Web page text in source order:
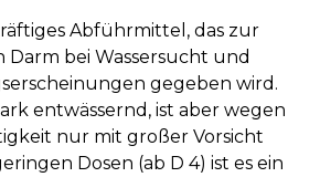
Abführmittel, das zur
bei Wassersucht und
gegeben wird.
entwässernd, ist aber wegen
nur mit großer Vorsicht
Dosen (ab D 4) ist es ein